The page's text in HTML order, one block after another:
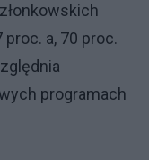
proc. a, 70 proc.
programach